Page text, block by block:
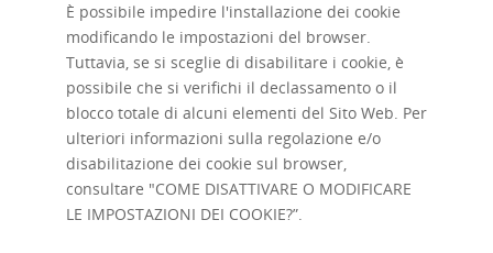
È possibile impedire l'installazione dei cookie
modificando le impostazioni del browser.
Tuttavia, se si sceglie di disabilitare i cookie, è
possibile che si verifichi il declassamento o il
blocco totale di alcuni elementi del Sito Web. Per
ulteriori informazioni sulla regolazione e/o
disabilitazione dei cookie sul browser,
consultare "COME DISATTIVARE O MODIFICARE
LE IMPOSTAZIONI DEI COOKIE?”.